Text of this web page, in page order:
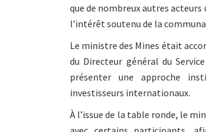
que de nombreux autres
l’intérêt soutenu de la
Le ministre des Mines était
du Directeur général du
présenter une approche
investisseurs internationaux.
À l’issue de la table ronde, le